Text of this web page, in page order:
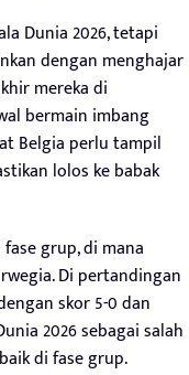
Dunia 2026, tetapi
dengan menghajar
mereka di
bermain imbang
Belgia perlu tampil
lolos ke babak
grup, di mana
Di pertandingan
skor 5-0 dan
2026 sebagai salah
di fase grup.